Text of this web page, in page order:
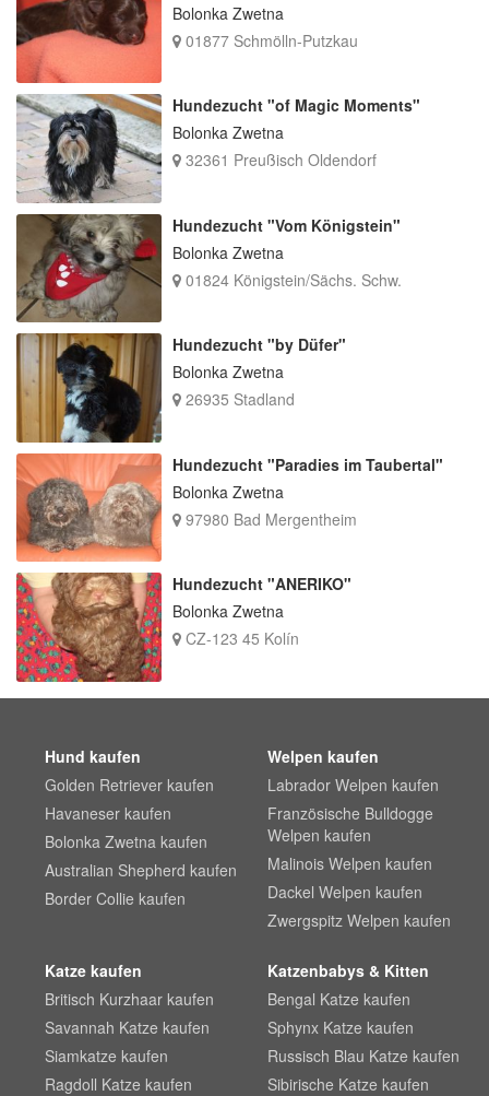
Bolonka Zwetna
01877 Schmölln-Putzkau
Hundezucht "of Magic Moments"
Bolonka Zwetna
32361 Preußisch Oldendorf
Hundezucht "Vom Königstein"
Bolonka Zwetna
01824 Königstein/Sächs. Schw.
Hundezucht "by Düfer"
Bolonka Zwetna
26935 Stadland
Hundezucht "Paradies im Taubertal"
Bolonka Zwetna
97980 Bad Mergentheim
Hundezucht "ANERIKO"
Bolonka Zwetna
CZ-123 45 Kolín
Hund kaufen
Golden Retriever kaufen
Havaneser kaufen
Bolonka Zwetna kaufen
Australian Shepherd kaufen
Border Collie kaufen
Welpen kaufen
Labrador Welpen kaufen
Französische Bulldogge
Welpen kaufen
Malinois Welpen kaufen
Dackel Welpen kaufen
Zwergspitz Welpen kaufen
Katze kaufen
Britisch Kurzhaar kaufen
Savannah Katze kaufen
Siamkatze kaufen
Ragdoll Katze kaufen
Katzenbabys & Kitten
Bengal Katze kaufen
Sphynx Katze kaufen
Russisch Blau Katze kaufen
Sibirische Katze kaufen